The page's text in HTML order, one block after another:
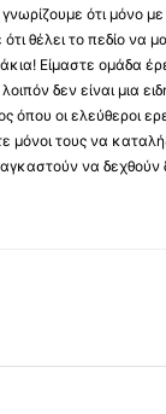
ότι μόνο με
θέλει το πεδίο να
Είμαστε ομάδα
δεν είναι μια
όπου οι ελεύθεροι
τους να
να δεχθούν